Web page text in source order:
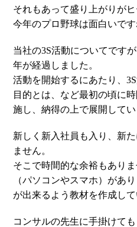
それもあって盛り上がりが
今年のプロ野球は面白いです
当社の3S活動についてです
年が経過しました。
活動を開始するにあたり、
目的とは、など最初の頃に
施し、納得の上で展開してい
新しく新入社員も入り、新
ません。
そこで時間的な余裕もあり
（パソコンやスマホ）があ
が出来るよう教材を作成し
コンサルの先生に手掛けて